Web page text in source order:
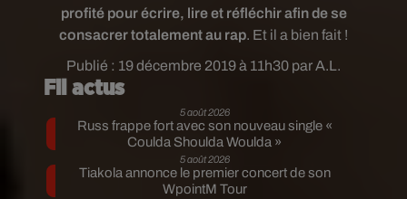
Publié : 19 décembre 2019 à 11h30 par A.L.
profité pour écrire, lire et réfléchir afin de se
consacrer totalement au rap. Et il a bien fait !
Fil actus
5 août 2026
Russ frappe fort avec son nouveau single «
Coulda Shoulda Woulda »
5 août 2026
Tiakola annonce le premier concert de son
WpointM Tour